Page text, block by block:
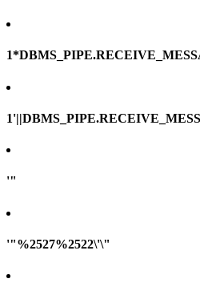
'"
'"%2527%2522\'\"